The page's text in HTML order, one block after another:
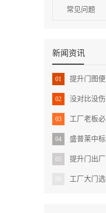
常见问题
新闻资讯
01 提升门图便宜
02 没对比没伤害！
03 工厂老板必看：为什
04 盛普莱中标腾讯
05 提升门出
工厂大门选提升门还